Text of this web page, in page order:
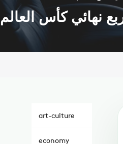
نهائي كأس العالم
art-culture
economy